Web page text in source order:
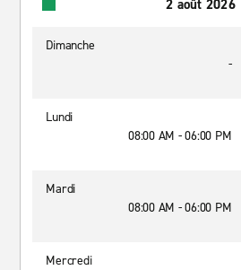
2 août 2026
Dimanche
-
Lundi
08:00 AM - 06:00 PM
Mardi
08:00 AM - 06:00 PM
Mercredi